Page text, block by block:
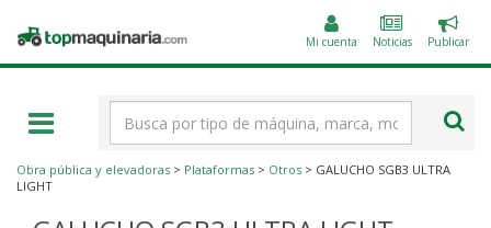
Topmaquinaria.com Mi cuenta Noticias
un
Publicar
Obra pública y elevadoras > Plataformas > Otros > GALUCHO SGB3 ULTRA
LIGHT